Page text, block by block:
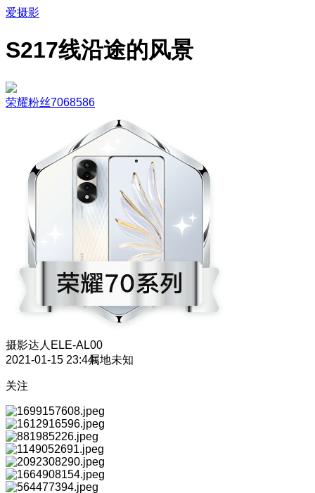
爱摄影
S217线沿途的风景
荣耀粉丝7068586
摄影达人 ELE-AL00
2021-01-15 23:44属地未知
关注